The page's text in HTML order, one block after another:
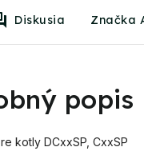
Diskusia Značka
popis
kotly DCxxSP, CxxSP